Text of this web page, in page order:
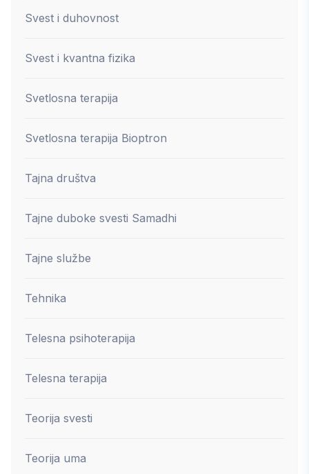
Svest i duhovnost
Svest i kvantna fizika
Svetlosna terapija
Svetlosna terapija Bioptron
Tajna društva
Tajne duboke svesti Samadhi
Tajne službe
Tehnika
Telesna psihoterapija
Telesna terapija
Teorija svesti
Teorija uma